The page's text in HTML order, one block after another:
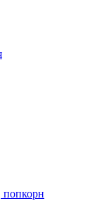
попкорн